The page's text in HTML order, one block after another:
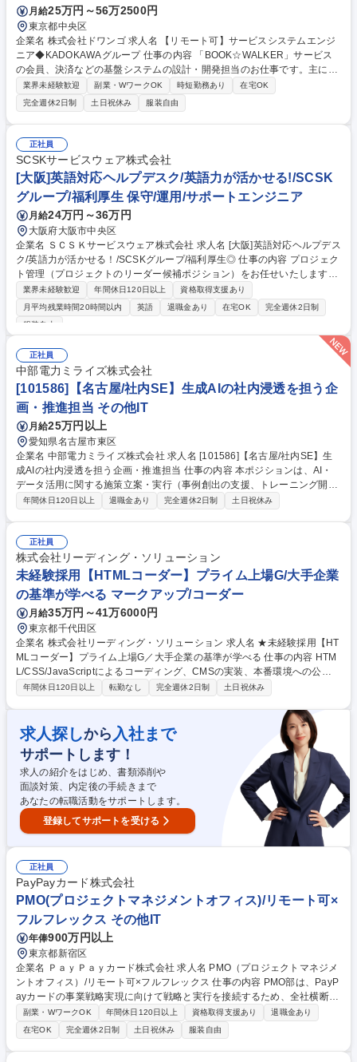
月給25万円～56万2500円
東京都中央区
企業名 株式会社ドワンゴ 求人名 【リモート可】サービスシステムエンジ
ニア◆KADOKAWAグループ 仕事の内容 「BOOK☆WALKER」サービス
の会員、決済などの基盤システムの設計・開発担当のお仕事です。主に
「BOOK☆WALKER」サービスのアプリ開発、基盤システムの調査、要件
定義、設計、プロジェクト管理業務を、 社内のエンジニア、ディレクタ
ー、デザイナーおよび開発協力会社と連携し行います。 ■担当プロダクト
・BOOK☆WALKER（Webアプリケーション、モバイルアプリケーション
向けAPI、運営向け各種ツール等） ・その他、関連する各種Webアプリケ
ーション 募集職種 【リモート可】サービスシステムエンジニア◆KADOK
AWAグループ
業界未経験歓迎 副業・WワークOK 時短勤務あり
在宅OK
完全週休2日制
土日祝休み 服装自由
正社員
SCSKサービスウェア株式会社
[大阪]英語対応ヘルプデスク/英語力が活かせる!/SCSK
グループ/福利厚生 保守/運用/サポートエンジニア
月給24万円～36万円
大阪府大阪市中央区
企業名 ＳＣＳＫサービスウェア株式会社 求人名 [大阪]英語対応ヘルプデス
ク/英語力が活かせる！/SCSKグループ/福利厚生◎ 仕事の内容 プロジェク
ト管理（プロジェクトのリーダー候補ポジション）をお任せいたします。
※顧客が外資系企業のため、英語対応が必要となります。 プロジェクト業
務・トラブル対応／各種課題解決等お任せします。 ■サービスデスク対応
■PCやスマートフォン、タブレット等のITデバイスや標準アプリサポー
応、インシデント管理、FAQや業務マニュアルによるプロアクティブな問
い合わせ抑制 ■IT機器運用支援 ■キッティング、マスターイメージ管理、
運用支援(調達支援／PC展開計画策定／マスター検証支援等）、IT資産管
理 など 募集職種 [大阪]英語対応ヘルプデスク/英語力が活かせる！/SCSK
グループ/福利厚生◎
業界未経験歓迎 年間休日120日以上
資格取得支援あり
月平均残業時間20時間以内
英語 退職金あり 在宅OK
完全週休2日制
服装自由
正社員
中部電力ミライズ株式会社
[101586]【名古屋/社内SE】生成AIの社内浸透を担う企
画・推進担当 その他IT
月給25万円以上
愛知県名古屋市東区
企業名 中部電力ミライズ株式会社 求人名 [101586]【名古屋/社内SE】生
成AIの社内浸透を担う企画・推進担当 仕事の内容 本ポジションは、AI・
データ活用に関する施策立案・実行（事例創出の支援、トレーニング開
催、イベント企画、運用体制構築、データ基盤整備 等）を担当いただきま
する業務◎中部電力グループ会社およびITベンダー・コンサルと各部門の
両面と伴走しながら業務課題や業務フローを整理し、「どこでAIを使えば
業務が変わるのか」を考え、事例創出から社内浸透、運用定着までをリー
ドする役割です。 募集職種 [101586]【名古屋/社内SE】生成AIの社内浸透
を担う企画・推進担当
年間休日120日以上 退職金あり 完全週休2日制 土日祝休み
正社員
株式会社リーディング・ソリューション
未経験採用【HTMLコーダー】プライム上場G/大手企業
の基準が学べる マークアップ/コーダー
月給35万円～41万6000円
東京都千代田区
企業名 株式会社リーディング・ソリューション 求人名 ★未経験採用【HT
MLコーダー】プライム上場G／大手企業の基準が学べる 仕事の内容 HTM
L/CSS/JavaScriptによるコーディング、CMSの実装、本番環境への公開
までを一貫して担当します。技術的な視点で制作フローを最適化し、納品
成果物の技術チェックから、CMSの実装、本番環境への公開までを一貫し
て担当することでテクニカルディレクターとしての能力が身に付きます。
■CMS実装・MAとの連携・セキュリティの対策などWebサイトの周辺知
識について大手企業が求めている水準を知ることができます。 ■コードを
書く・実装するだけなく、「良い品質で、スムーズに納品する」という仕
組み作り携われます。 募集職種 ★未経験採用【HTMLコーダー】プライム
上場G／大手企業の基準が学べる
年間休日120日以上 転勤なし 完全週休2日制 土日祝休み
求人探しから 入社まで
サポートします！
求人の紹介をはじめ、書類添削や
面談対策、内定後の手続きまで
あなたの転職活動をサポートします。
登録してサポートを受ける
正社員
PayPayカード株式会社
PMO(プロジェクトマネジメントオフィス)/リモート可×
フルフレックス その他IT
年俸900万円以上
東京都新宿区
企業名 ＰａｙＰａｙカード株式会社 求人名 PMO（プロジェクトマネジメ
ントオフィス）/リモート可×フルフレックス 仕事の内容 PMO部は、PayP
ayカードの事業戦略実現に向けて戦略と実行を接続するため、全社横断案
件をリードしています。今後の案件増加および組織拡張を見据え、将来的
にPMO部の中核を担うリーダー候補を募集します。 私たちが目指してい
るのは、単なる「プロジェクト管理部門」ではありません。事業戦略に紐
づく重点施策の推進/複数部門を横断する大規模プロジェクトの統括/組織
副業・WワークOK 年間休日120日以上 資格取得支援あり
退職金あり
在宅OK
完全週休2日制 土日祝休み 服装自由